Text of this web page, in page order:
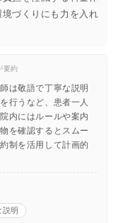
づくりにも力を入れ
要約
は敬語で丁寧な説明
行うなど、患者一人
内にはルールや案内
を確認するとスムー
制を活用して計画的
説明